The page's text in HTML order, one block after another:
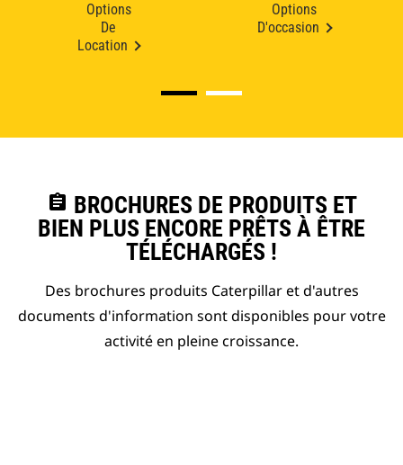
Options
De
Location
Options
D'occasion
assignment BROCHURES DE PRODUITS ET
BIEN PLUS ENCORE PRÊTS À ÊTRE
TÉLÉCHARGÉS !
Des brochures produits Caterpillar et d'autres
documents d'information sont disponibles pour votre
activité en pleine croissance.